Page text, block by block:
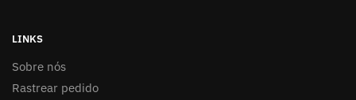
LINKS
Sobre nós
Rastrear pedido